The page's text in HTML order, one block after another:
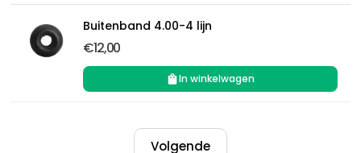
Buitenband 4.00-4 lijn
€12,00
In winkelwagen
Volgende